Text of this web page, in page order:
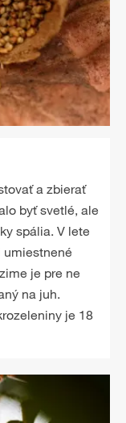
a zbierať
byť svetlé, ale
spália. V lete
umiestnené
je pre ne
na juh.
je 18